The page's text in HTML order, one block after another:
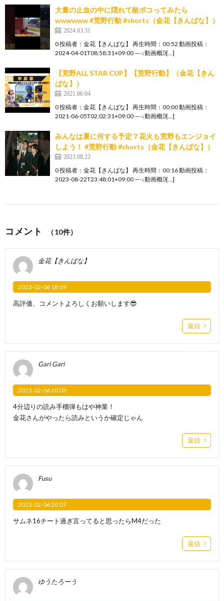
大量の止血の中に隠れて敵ボコってみたら
wwwwww #荒野行動 #shorts（金花【きんばな】）
2024.03.31
0 投稿者：金花【きんばな】 再生時間：00:52 動画投稿：
2024-04-01T08:58:31+09:00 —-↓動画概要̵[…]
【荒野ALL STAR CUP】【荒野行動】（金花【きん
ばな】）
2021.06.04
0 投稿者：金花【きんばな】 再生時間：00:00 動画投稿：
2021-06-05T02:02:31+09:00 —-↓動画概要̵[…]
みんなは夏に何する予定？花火も荒野もエンジョイ
しよう！ #荒野行動 #shorts（金花【きんばな】）
2023.08.22
0 投稿者：金花【きんばな】 再生時間：00:16 動画投稿：
2023-08-22T23:48:01+09:00 —-↓動画概要̵[…]
コメント （10件）
金花【きんばな】
2023-02-06 18:09
高評価、コメントよろしくお願いします😎
返信
Gari Gari
2023-02-06 20:03
4分辺りの読み手榴弾もはや神業！
金花さんがやったら読みというか確定じゃん
返信
Fusu
2023-02-06 20:07
サムネ16チート過ぎ言ってると思ったらM4だった
返信
ゆうたろーう